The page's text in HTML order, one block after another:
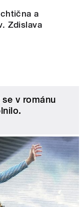
a
Zdislava
v románu